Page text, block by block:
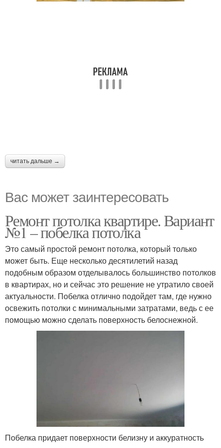
читать дальше →
Вас может заинтересовать
Ремонт потолка квартире. Вариант
№1 – побелка потолка
Это самый простой ремонт потолка, который только
может быть. Еще несколько десятилетий назад
подобным образом отделывалось большинство потолков
в квартирах, но и сейчас это решение не утратило своей
актуальности. Побелка отлично подойдет там, где нужно
освежить потолки с минимальными затратами, ведь с ее
помощью можно сделать поверхность белоснежной.
Побелка придает поверхности белизну и аккуратность